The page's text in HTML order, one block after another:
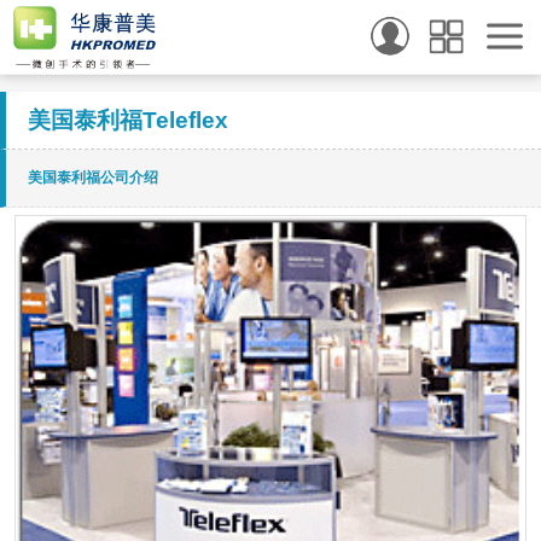
美国泰利福Teleflex
美国泰利福公司介绍